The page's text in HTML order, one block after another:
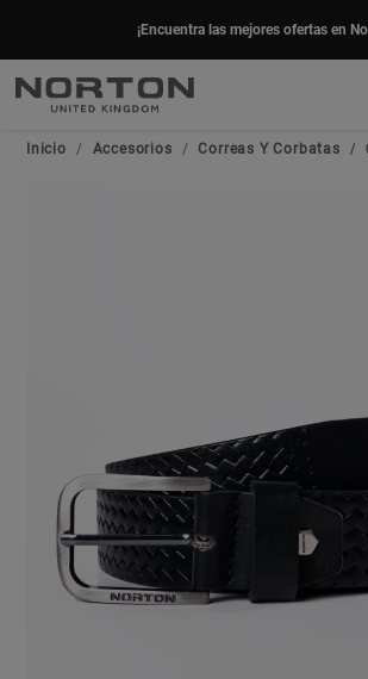
¡Encuentra las mejores ofertas en
Inicio Accesorios Correas Y Corbatas